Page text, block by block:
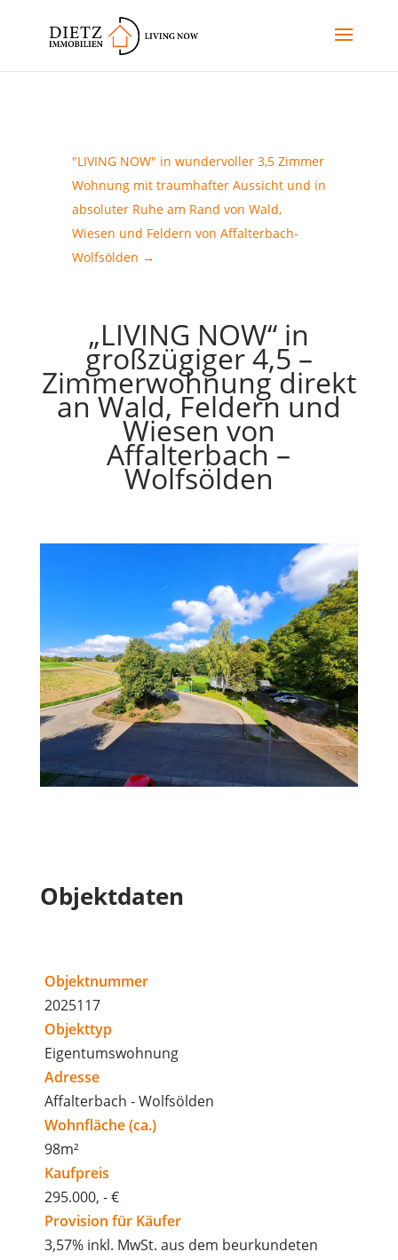
"LIVING NOW" in wundervoller 3,5 Zimmer
Wohnung mit traumhafter Aussicht und in
absoluter Ruhe am Rand von Wald,
Wiesen und Feldern von Affalterbach-
Wolfsölden →
„LIVING NOW“ in
großzügiger 4,5 –
Zimmerwohnung direkt
an Wald, Feldern und
Wiesen von
Affalterbach –
Wolfsölden
Objektdaten
Objektnummer
2025117
Objekttyp
Eigentumswohnung
Adresse
Affalterbach - Wolfsölden
Wohnfläche (ca.)
98m²
Kaufpreis
295.000, - €
Provision für Käufer
3,57% inkl. MwSt. aus dem beurkundeten